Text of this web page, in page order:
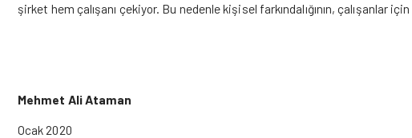
şirket hem çalışanı çekiyor. Bu nedenle kişisel farkındalığının, çalışanlar
Mehmet Ali Ataman
Ocak 2020